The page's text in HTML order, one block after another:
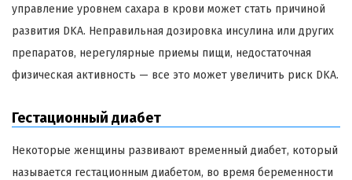
управление уровнем сахара в крови может стать причиной
развития DKA. Неправильная дозировка инсулина или других
препаратов, нерегулярные приемы пищи, недостаточная
физическая активность — все это может увеличить риск DKA.
Гестационный диабет
Некоторые женщины развивают временный диабет, который
называется гестационным диабетом, во время беременности